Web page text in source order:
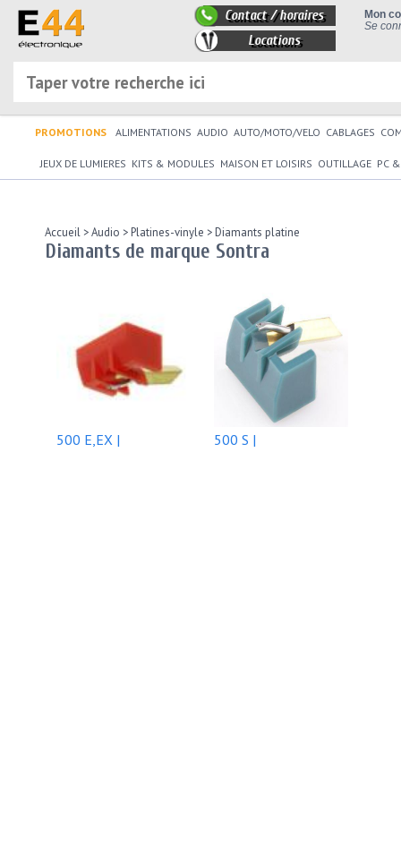
Mon
Se
Contact / horaires
Locations
PROMOTIONS ALIMENTATIONS AUDIO AUTO/MOTO/VELO CABLAGES
JEUX DE LUMIERES KITS & MODULES MAISON ET LOISIRS OUTILLAGE PC
Accueil >Audio >Platines-vinyle >Diamants platine
Diamants de marque Sontra
500 E,EX | 500 S |